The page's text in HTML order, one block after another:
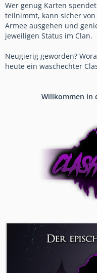
Wer genug Karten
teilnimmt, kann sicher
Armee ausgehen und
jeweiligen Status im Clan.
Neugierig geworden?
heute ein waschechter
Willkommen in